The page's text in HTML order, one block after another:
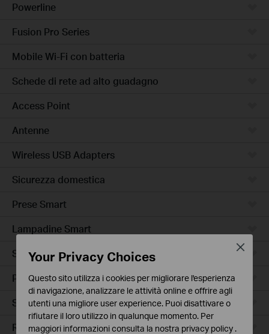
Powerline
Fusion Pro Series
Mobile Wi-Fi con batteria
Schede di rete ad alto guadagno
Access Point
Antenne
Wireless USB Adapters
Sicurezza domestica
Prese Smart
Lampadine Smart
Sensori Smart
Prese Smart Extender
Smart Hub
Robot Aspirapolvere
Your Privacy Choices
Questo sito utilizza i cookies per migliorare l'esperienza
di navigazione, analizzare le attività online e offrire agli
utenti una migliore user experience. Puoi disattivare o
rifiutare il loro utilizzo in qualunque momento. Per
maggiori informazioni consulta la nostra privacy policy .
Close